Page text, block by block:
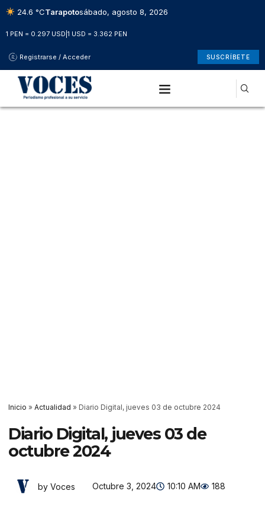
24.6 °CTarapotosábado, agosto 8, 2026
1 PEN = 0.297 USD 1 USD = 3.362 PEN
Registrarse / Acceder SUSCRÍBETE
Inicio » Actualidad » Diario Digital, jueves 03 de octubre 2024
Diario Digital, jueves 03 de
octubre 2024
by Voces Octubre 3, 2024 10:10 AM 188